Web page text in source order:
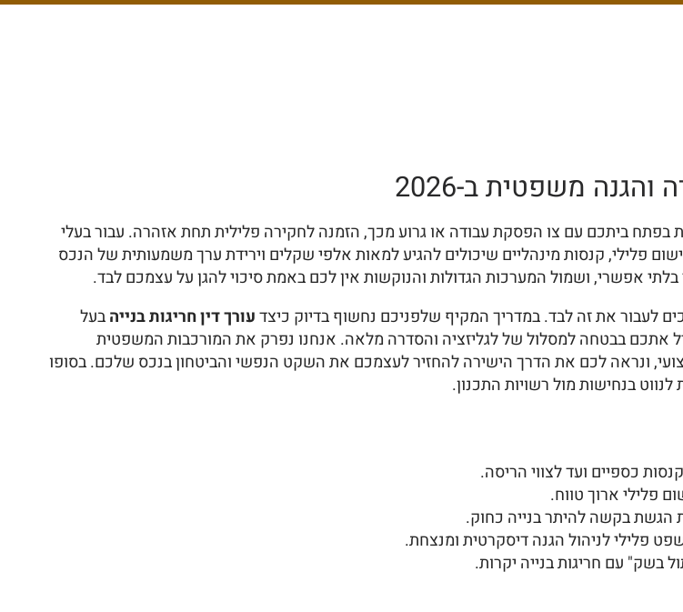
משפטית ב-2026
ביתכם עם צו הפסקת עבודה או גרוע מכך, הזמנה לחקירה פלילית תחת אזהרה. עבור בעלי
פלילי, קנסות מינהליים שיכולים להגיע למאות אלפי שקלים וירידת ערך משמעותית של הנכס
אפשרי, ושמול המערכות הגדולות והנוקשות אין לכם באמת סיכוי להגן על עצמכם לבד.
לעבור את זה לבד. במדריך המקיף שלפניכם נחשוף בדיוק כיצדעורך דין חריגות בנייהבעל
אתכם בבטחה למסלול של לגליזציה והסדרה מלאה. אנחנו נפרק את המורכבות המשפטית
המקצועי, ונראה לכם את הדרך הישירה להחזיר לעצמכם את השקט הנפשי והביטחון בנכס שלכם. בסופו
בנחישות מול רשויות התכנון.
פלילי ארוך טווח.
הגשת בקשה להיתר בנייה כחוק.
פלילי לניהול הגנה דיסקרטית ומנצחת.
בשק" עם חריגות בנייה יקרות.